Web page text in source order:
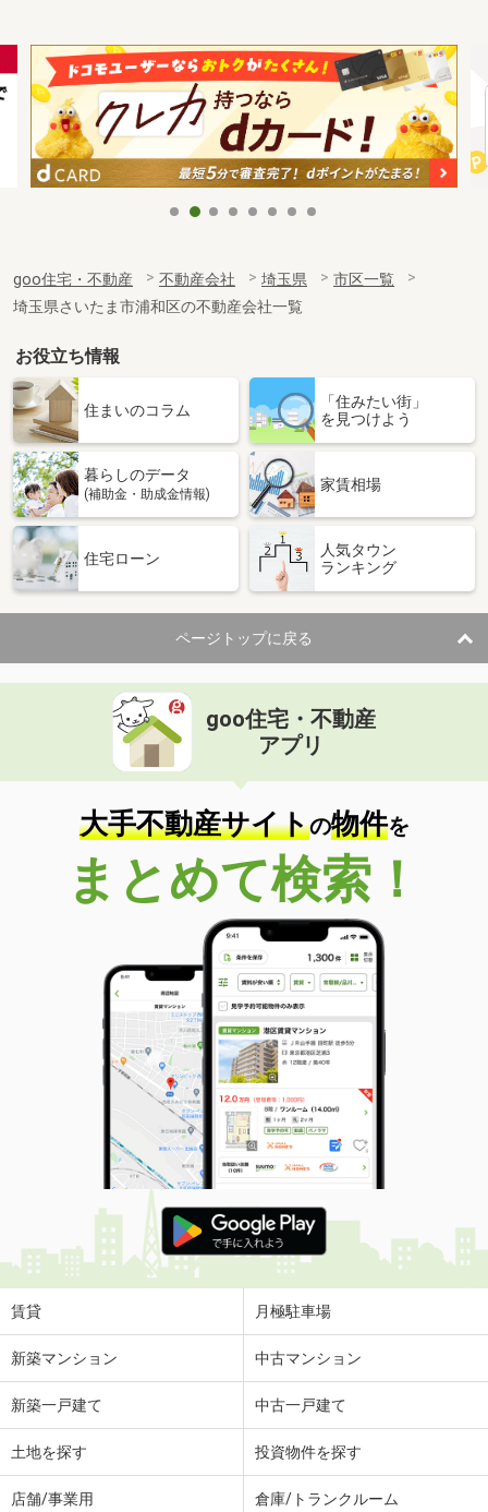
goo住宅・不動産 不動産会社 埼玉県
市区一覧
埼玉県さいたま市浦和区の不動産会社一覧
お役立ち情報
住まいのコラム
「住みたい街」
を見つけよう
暮らしのデータ
(補助金・助成金情報)
家賃相場
住宅ローン
人気タウン
ランキング
ページトップに戻る
goo住宅・不動産
アプリ
大手不動産サイトの物件を
まとめて検索！
賃貸 月極駐車場
新築マンション 中古マンション
新築一戸建て 中古一戸建て
土地を探す 投資物件を探す
店舗/事業用 倉庫/トランクルーム